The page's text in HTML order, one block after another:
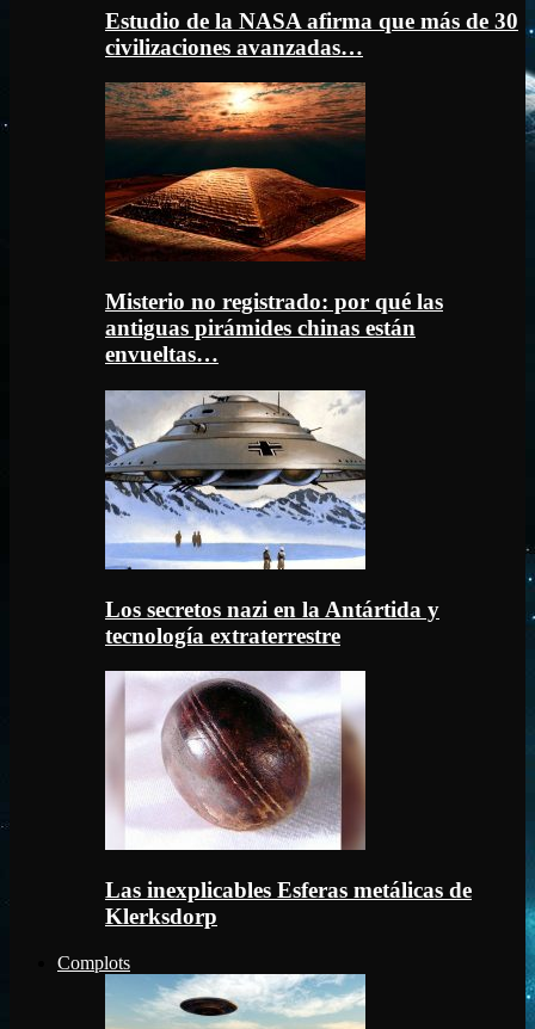
Estudio de la NASA afirma que más de 30
civilizaciones avanzadas…
Misterio no registrado: por qué las
antiguas pirámides chinas están
envueltas…
Los secretos nazi en la Antártida y
tecnología extraterrestre
Las inexplicables Esferas metálicas de
Klerksdorp
Complots